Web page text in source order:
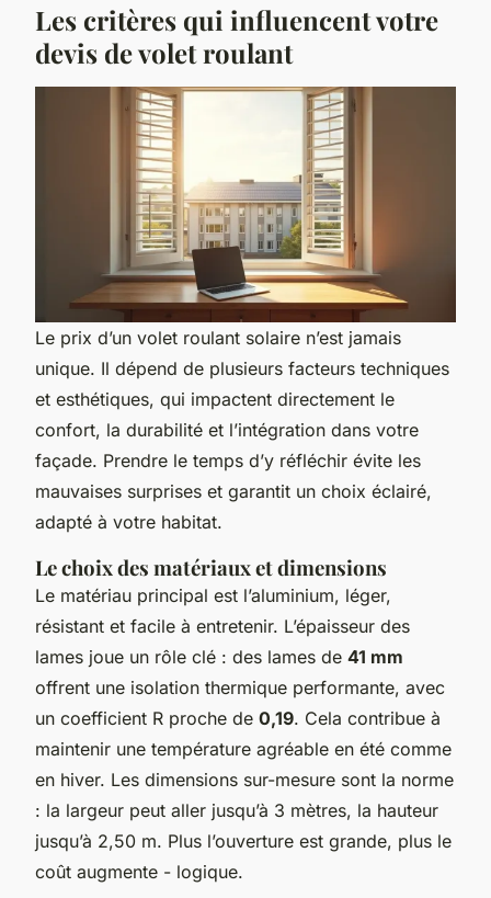
Les critères qui influencent votre
devis de volet roulant
Le prix d’un volet roulant solaire n’est jamais
unique. Il dépend de plusieurs facteurs techniques
et esthétiques, qui impactent directement le
confort, la durabilité et l’intégration dans votre
façade. Prendre le temps d’y réfléchir évite les
mauvaises surprises et garantit un choix éclairé,
adapté à votre habitat.
Le choix des matériaux et dimensions
Le matériau principal est l’aluminium, léger,
résistant et facile à entretenir. L’épaisseur des
lames joue un rôle clé : des lames de 41 mm
offrent une isolation thermique performante, avec
un coefficient R proche de 0,19. Cela contribue à
maintenir une température agréable en été comme
en hiver. Les dimensions sur-mesure sont la norme
: la largeur peut aller jusqu’à 3 mètres, la hauteur
jusqu’à 2,50 m. Plus l’ouverture est grande, plus le
coût augmente - logique.